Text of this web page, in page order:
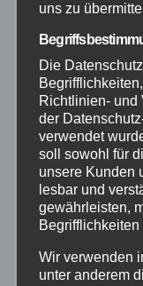
FEUERWEHR
7. AUG. 2026
ALTENKIRCHEN
RETTUNGSDIENST
uns zu
Die
Richtlinien- und
der
verwendet
soll sowohl für
unsere Kunden
lesbar und
gewährleisten,
Begrifflichkeiten
Wir verwenden
unter anderem